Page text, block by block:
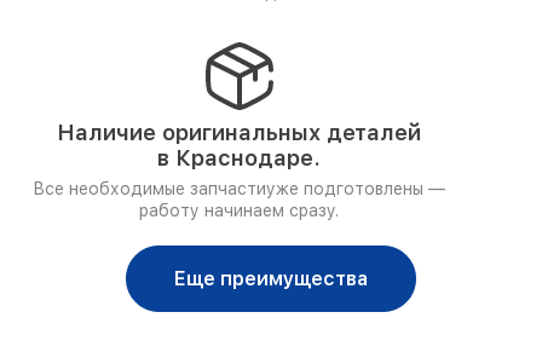
Наличие оригинальных деталей
в Краснодаре.
Все необходимые запчастиуже подготовлены —
работу начинаем сразу.
Еще преимущества